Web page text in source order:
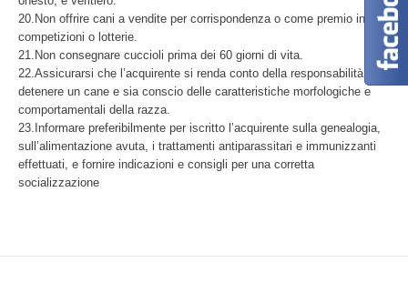
20.Non offrire cani a vendite per corrispondenza o come premio in
competizioni o lotterie.
21.Non consegnare cuccioli prima dei 60 giorni di vita.
22.Assicurarsi che l’acquirente si renda conto della responsabilità di
detenere un cane e sia conscio delle caratteristiche morfologiche e
comportamentali della razza.
23.Informare preferibilmente per iscritto l’acquirente sulla genealogia,
sull’alimentazione avuta, i trattamenti antiparassitari e immunizzanti
effettuati, e fornire indicazioni e consigli per una corretta
socializzazione